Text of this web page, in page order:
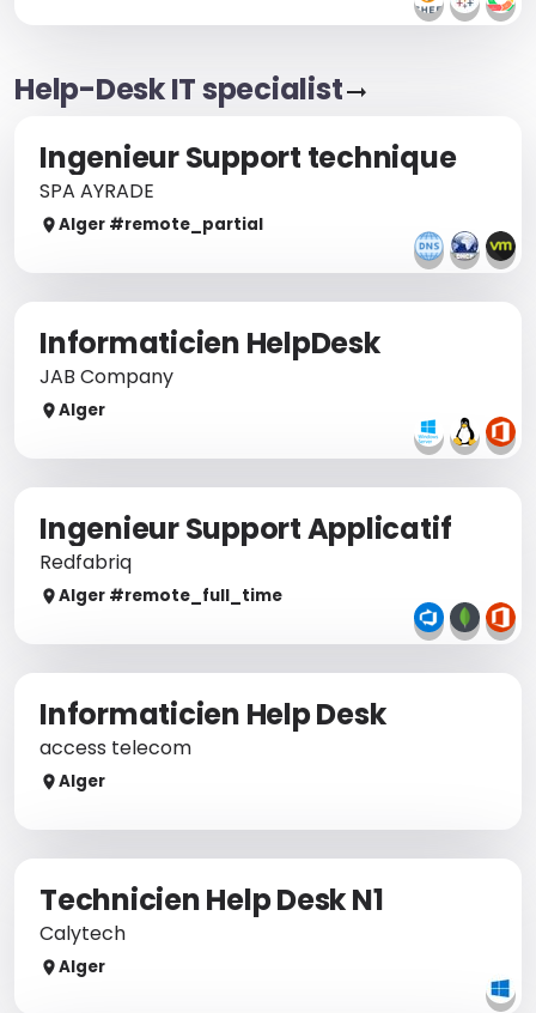
Help-Desk IT specialist
Ingenieur Support technique
SPA AYRADE
Alger #remote_ partial
Informaticien HelpDesk
JAB Company
Alger
Ingenieur Support Applicatif
Redfabriq
Alger #remote_ full_time
Informaticien Help Desk
access telecom
Alger
Technicien Help Desk N1
Calytech
Alger